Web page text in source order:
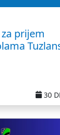
prijem
30